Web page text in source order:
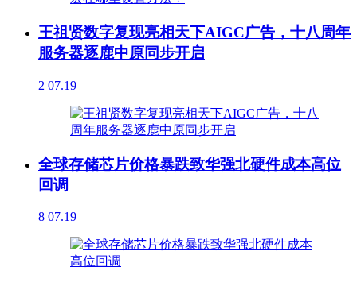
王祖贤数字复现亮相天下AIGC广告，十八周年
服务器逐鹿中原同步开启
2 07.19
全球存储芯片价格暴跌致华强北硬件成本高位
回调
8 07.19